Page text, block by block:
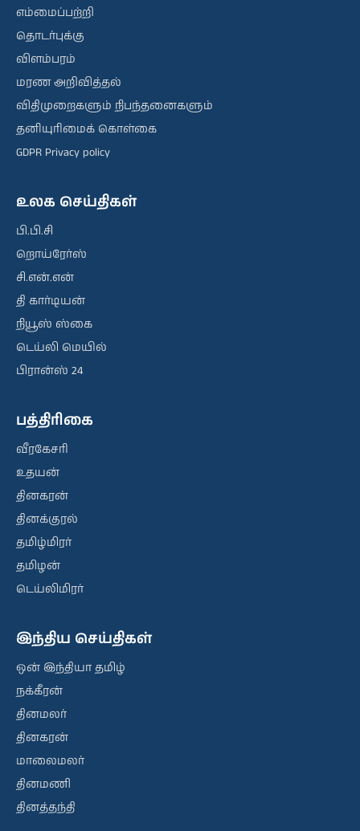
எம்மைப்பற்றி
தொடர்புக்கு
விளம்பரம்
மரண அறிவித்தல்
விதிமுறைகளும் நிபந்தனைகளும்
தனியுரிமைக் கொள்கை
GDPR Privacy policy
உலக செய்திகள்
பி.பி.சி
றொய்ரேர்ஸ்
சி.என்.என்
தி கார்டியன்
நியூஸ் ஸ்கை
டெய்லி மெயில்
பிரான்ஸ் 24
பத்திரிகை
வீரகேசரி
உதயன்
தினகரன்
தினக்குரல்
தமிழ்மிரர்
தமிழன்
டெய்லிமிரர்
இந்திய செய்திகள்
ஒன் இந்தியா தமிழ்
நக்கீரன்
தினமலர்
தினகரன்
மாலைமலர்
தினமணி
தினத்தந்தி